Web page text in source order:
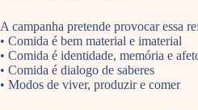
A campanha pretende provocar essa
• Comida é bem material e imaterial
• Comida é identidade, memória e
• Comida é dialogo de saberes
• Modos de viver, produzir e comer